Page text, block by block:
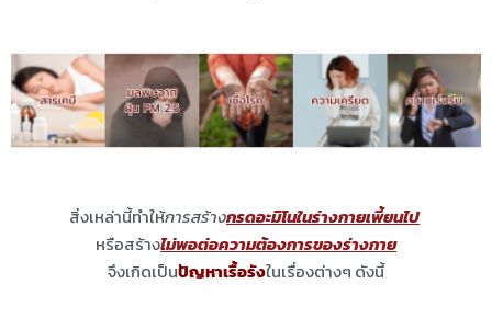
สิ่งเหล่านี้ทำให้การสร้างกรดอะมิโนในร่างกายเพี้ยนไป
หรือสร้างไม่พอต่อความต้องการของร่างกาย
จึงเกิดเป็นปัญหาเรื้อรังในเรื่องต่างๆ ดังนี้